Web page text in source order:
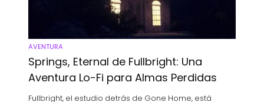
AVENTURA
Springs, Eternal de Fullbright: Una
Aventura Lo-Fi para Almas Perdidas
Fullbright, el estudio detrás de Gone Home, está